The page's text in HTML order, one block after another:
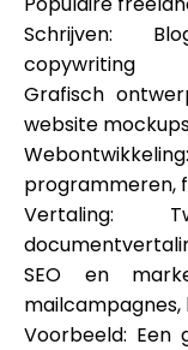
Schrijven:
copywriting
Grafisch
website
programmeren,
Vertaling:
SEO en
Voorbeeld: Een